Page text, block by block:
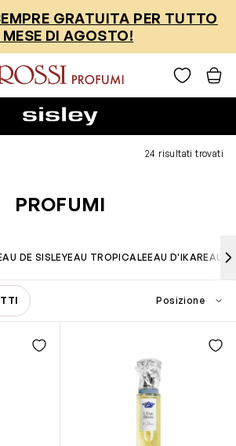
GRATUITA PER TUTTO
MESE DI AGOSTO!
24 risultati trovati
PROFUMI
DE SISLEYEAU TROPICALEEAU D'IKAREAU
prodotti